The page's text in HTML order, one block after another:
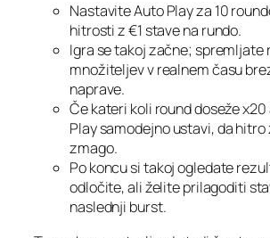
Nastavite Auto Play za 10
hitrosti z €1 stave na rundo.
Igra se takoj začne; spremljate
množiteljev v realnem času
naprave.
Če kateri koli round doseže
Play samodejno ustavi, da
zmago.
Po koncu si takoj ogledate
odločite, ali želite prilagoditi
naslednji burst.